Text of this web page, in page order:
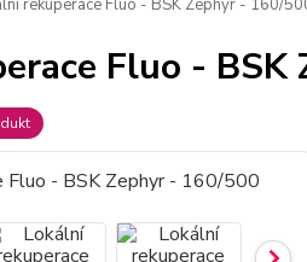
rekuperace Fluo - BSK Zephyr - 160/
Fluo -